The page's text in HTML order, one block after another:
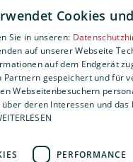
·Datenschutz
·
·
Cookies
Sie in unseren:
auf unserer Webseite
auf dem Endgerät
Partnern gespeichert und für
Webseitenbesuchern
deren Interessen und
PERFORMANCE